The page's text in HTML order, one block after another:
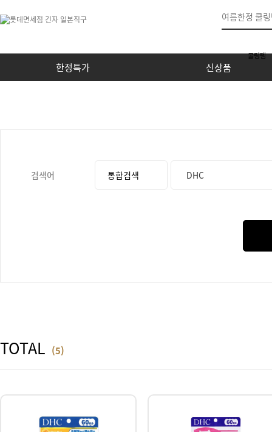
쿨링템
한정특가 신상품
검색어
TOTAL (5)